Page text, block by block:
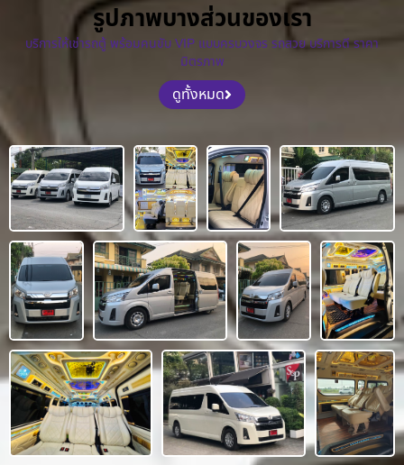
รูปภาพบางส่วนของเรา
บริการให้เช่ารถตู้ พร้อมคนขับ VIP แบบครบวงจร รถสวย บริการดี ราคา
มิตรภาพ
ดูทั้งหมด